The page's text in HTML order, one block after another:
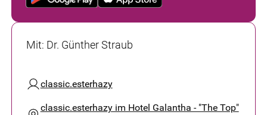
Mit: Dr. Günther Straub
classic.esterhazy
classic.esterhazy im Hotel Galantha - "The Top"